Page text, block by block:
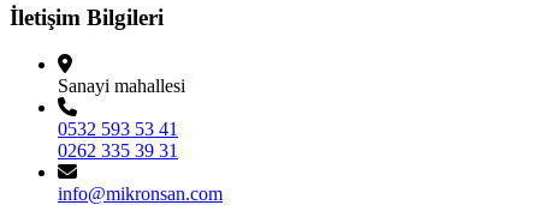
İletişim Bilgileri
Sanayi mahallesi
0532 593 53 41
0262 335 39 31
info@mikronsan.com